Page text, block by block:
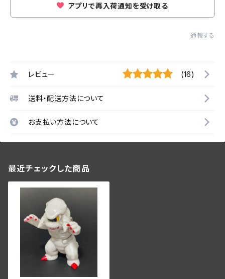
アプリで再入荷通知を受け取る
通報する
レビュー (16)
送料・配送方法について
お支払い方法について
最近チェックした商品